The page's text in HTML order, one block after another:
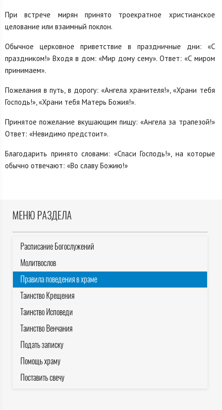
При встрече мирян принято троекратное христианское
целование или взаимный поклон.
Обычное церковное приветствие в праздничные дни: «С
праздником!» Входя в дом: «Мир дому сему». Ответ: «С миром
принимаем».
Пожелания в путь, в дорогу: «Ангела хранителя!», «Храни тебя
Господь!», «Храни тебя Матерь Божия!».
Принятое пожелание вкушающим пищу: «Ангела за трапезой!»
Ответ: «Невидимо предстоит».
Благодарить принято словами: «Спаси Господь!», на которые
обычно отвечают: «Во славу Божию!»
МЕНЮ РАЗДЕЛА
Расписание Богослужений
Молитвослов
Правила поведения в храме
Таинство Крещения
Таинство Исповеди
Таинство Венчания
Подать записку
Помощь храму
Поставить свечу